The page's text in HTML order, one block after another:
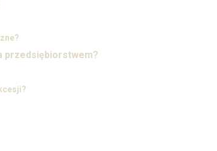
przedsiębiorstwem?